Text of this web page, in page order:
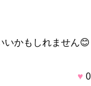
いかもしれません😊
♥ 0